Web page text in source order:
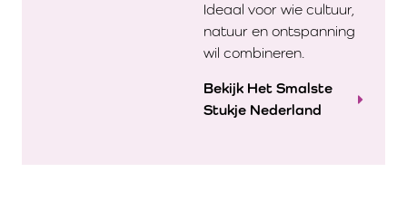
Ideaal voor wie cultuur,
natuur en ontspanning
wil combineren.
Bekijk Het Smalste
Stukje Nederland